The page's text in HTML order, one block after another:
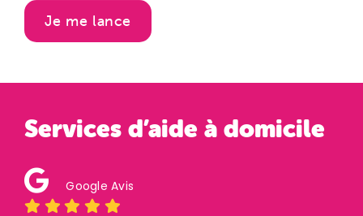
Je me lance
Services d’aide à domicile
Google Avis